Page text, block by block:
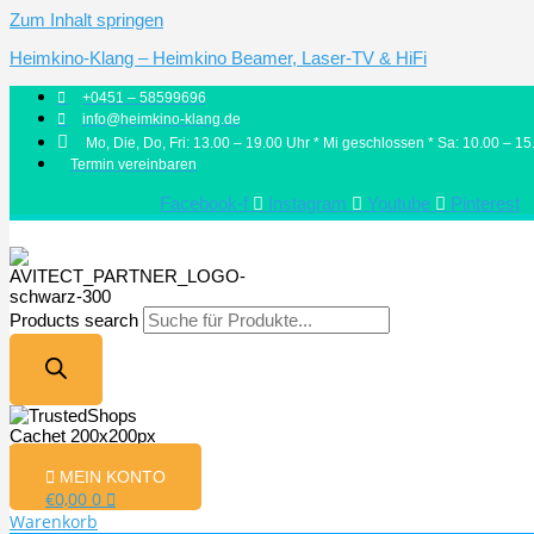
Zum Inhalt springen
Heimkino-Klang – Heimkino Beamer, Laser-TV & HiFi
+0451 – 58599696
info@heimkino-klang.de
Mo, Die, Do, Fri: 13.00 – 19.00 Uhr * Mi geschlossen * Sa: 10.00 –
Termin vereinbaren
Facebook-f Instagram Youtube Pinterest
Products search
MEIN KONTO
€0,00 0
Warenkorb